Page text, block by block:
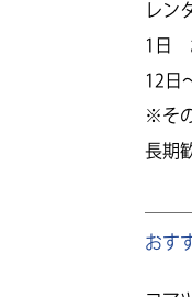
レン
1日
12日
※そ
長期
おす